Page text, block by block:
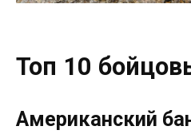
Топ 10
Американский